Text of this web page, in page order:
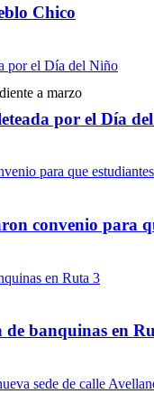
Chico
por el Día
convenio para
banquinas en